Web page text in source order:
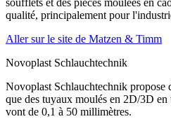
soufflets et des pièces moulées en
qualité, principalement pour
Aller sur le site de Matzen & Timm
Novoplast Schlauchtechnik
Novoplast Schlauchtechnik propose
que des tuyaux moulés en 2D/3D
vont de 0,1 à 50 millimètres.